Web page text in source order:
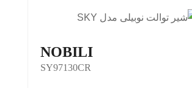
NOBILI
SY97130CR